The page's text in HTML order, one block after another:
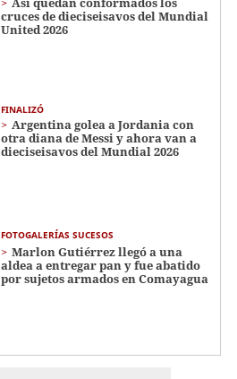
cruces de dieciseisavos del Mundial
United 2026
FINALIZÓ
Argentina golea a Jordania con
otra diana de Messi y ahora van a
dieciseisavos del Mundial 2026
FOTOGALERÍAS SUCESOS
Marlon Gutiérrez llegó a una
aldea a entregar pan y fue abatido
por sujetos armados en Comayagua